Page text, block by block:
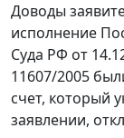
Доводы
исполнение
Суда РФ от
11607/2005
счет, который
заявлении,